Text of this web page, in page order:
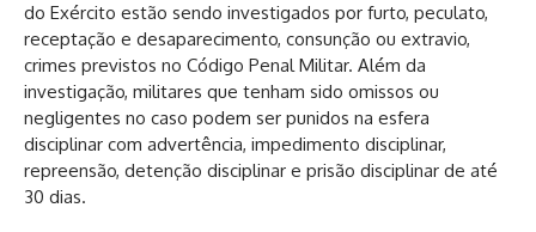
do Exército estão sendo investigados por furto, peculato,
receptação e desaparecimento, consunção ou extravio,
crimes previstos no Código Penal Militar. Além da
investigação, militares que tenham sido omissos ou
negligentes no caso podem ser punidos na esfera
disciplinar com advertência, impedimento disciplinar,
repreensão, detenção disciplinar e prisão disciplinar de até
30 dias.